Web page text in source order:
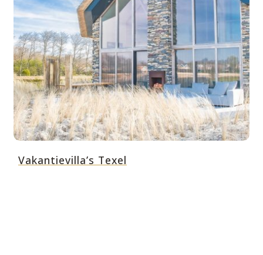
Vakantievilla’s Texel